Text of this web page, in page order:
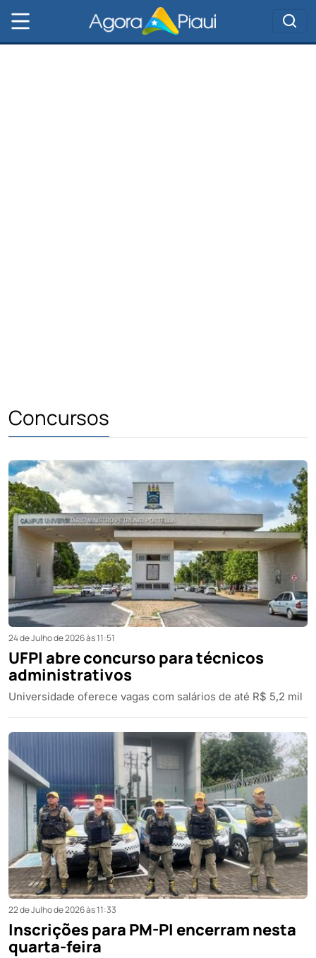
Concursos
24 de Julho de 2026 às 11:51
UFPI abre concurso para técnicos
administrativos
Universidade oferece vagas com salários de até R$ 5,2 mil
22 de Julho de 2026 às 11:33
Inscrições para PM-PI encerram nesta
quarta-feira